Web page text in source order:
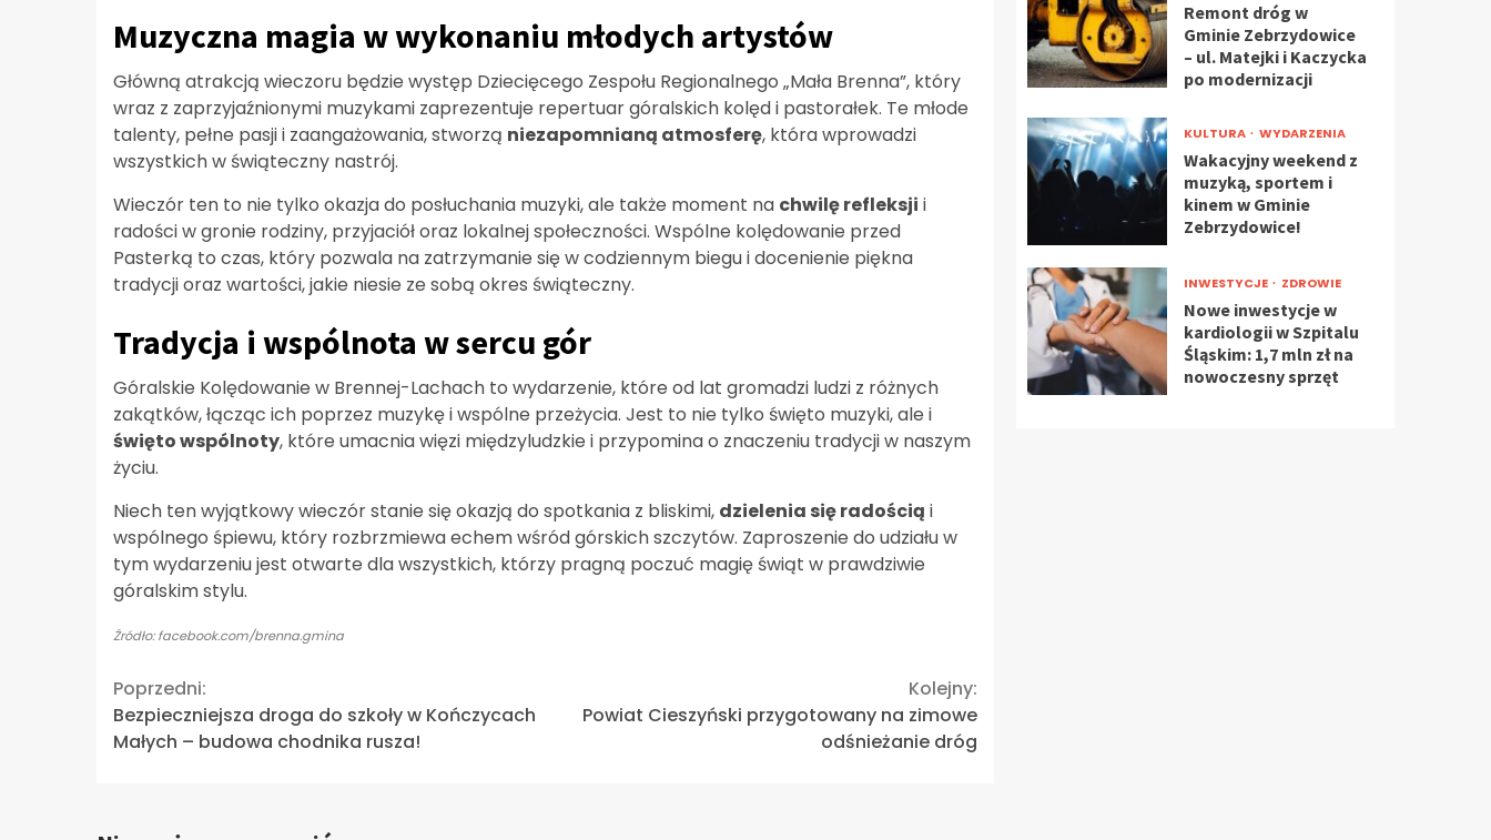
Muzyczna magia w wykonaniu młodych artystów
Główną atrakcją wieczoru będzie występ Dziecięcego Zespołu Regionalnego „Mała Brenna”, który
wraz z zaprzyjaźnionymi muzykami zaprezentuje repertuar góralskich kolęd i pastorałek. Te młode
talenty, pełne pasji i zaangażowania, stworzą niezapomnianą atmosferę, która wprowadzi
wszystkich w świąteczny nastrój.
Wieczór ten to nie tylko okazja do posłuchania muzyki, ale także moment na chwilę refleksji i
radości w gronie rodziny, przyjaciół oraz lokalnej społeczności. Wspólne kolędowanie przed
Pasterką to czas, który pozwala na zatrzymanie się w codziennym biegu i docenienie piękna
tradycji oraz wartości, jakie niesie ze sobą okres świąteczny.
Tradycja i wspólnota w sercu gór
Góralskie Kolędowanie w Brennej-Lachach to wydarzenie, które od lat gromadzi ludzi z różnych
zakątków, łącząc ich poprzez muzykę i wspólne przeżycia. Jest to nie tylko święto muzyki, ale i
święto wspólnoty, które umacnia więzi międzyludzkie i przypomina o znaczeniu tradycji w naszym
życiu.
Niech ten wyjątkowy wieczór stanie się okazją do spotkania z bliskimi, dzielenia się radością i
wspólnego śpiewu, który rozbrzmiewa echem wśród górskich szczytów. Zaproszenie do udziału w
tym wydarzeniu jest otwarte dla wszystkich, którzy pragną poczuć magię świąt w prawdziwie
góralskim stylu.
Źródło: facebook.com/brenna.gmina
Continue
Reading
Poprzedni:
Bezpieczniejsza droga do szkoły w Kończycach
Małych – budowa chodnika rusza!
Kolejny:
Powiat Cieszyński przygotowany na zimowe
odśnieżanie dróg
Remont dróg w
Gminie Zebrzydowice
– ul. Matejki i Kaczycka
po modernizacji
KULTURA WYDARZENIA
Wakacyjny weekend z
muzyką, sportem i
kinem w Gminie
Zebrzydowice!
INWESTYCJE ZDROWIE
Nowe inwestycje w
kardiologii w Szpitalu
Śląskim: 1,7 mln zł na
nowoczesny sprzęt